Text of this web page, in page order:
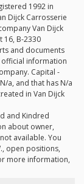
1992 in
Dijck Carrosserie
Van Dijck
16, B-2330
and documents
official information
Capital -
N/a, and that has N/a
in Van Dijck
and Kindred
about owner,
available. You
open positions,
more information,